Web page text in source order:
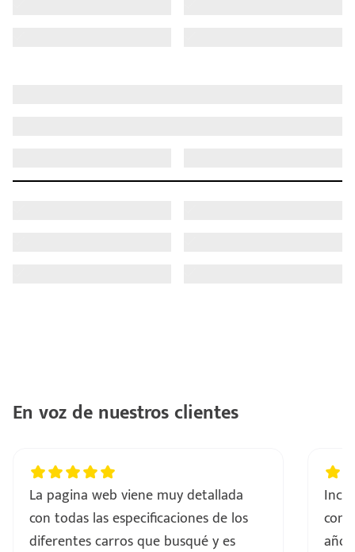
En voz de nuestros clientes
La pagina web viene muy detallada
con todas las especificaciones de los
diferentes carros que busqué y es